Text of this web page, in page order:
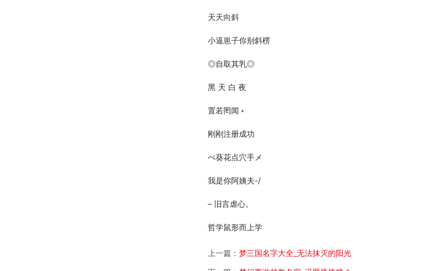
天天向斜
小逼崽子你别斜楞
◎自取其乳◎
黑 天 白 夜
置若罔闻﹡
刚刚注册成功
ぺ葵花点穴手メ
我是你阿姨夫-/
– 旧言虐心。
哲学鼠形而上学
上一篇： 梦三国名字大全_无法抹灭的阳光